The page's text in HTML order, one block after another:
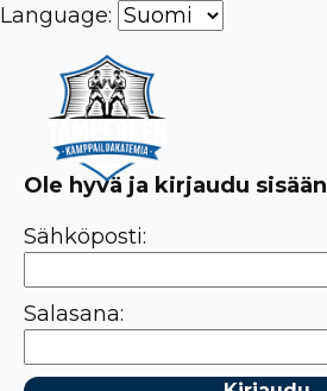
Language:
Ole hyvä ja kirjaudu sisään
Sähköposti:
Salasana: